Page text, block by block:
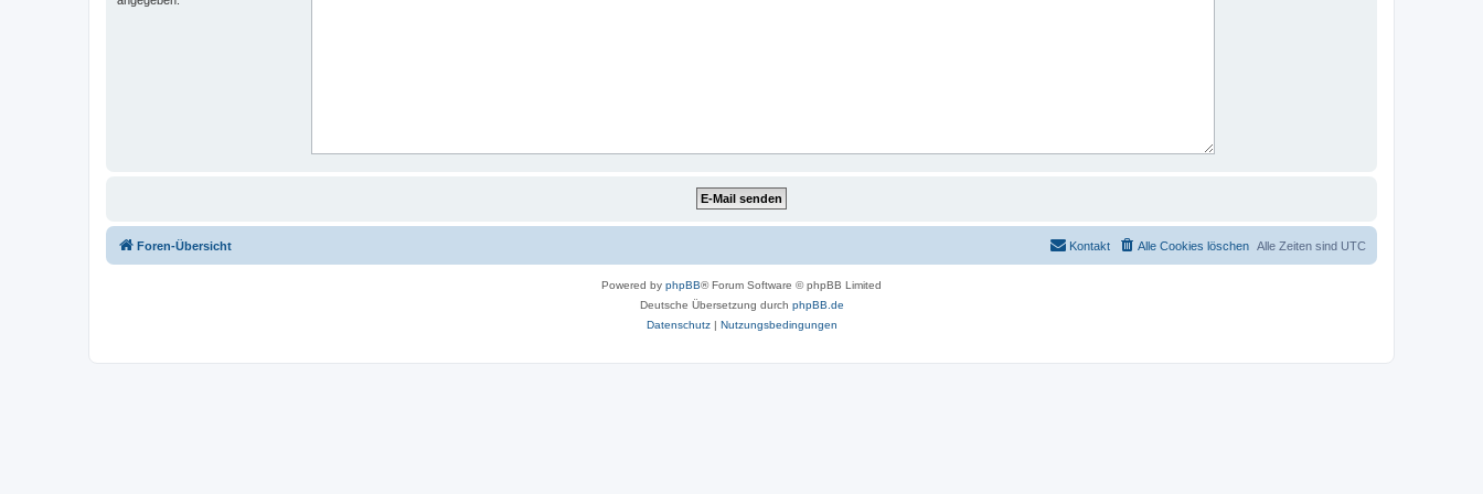
Foren-Übersicht Alle Zeiten sind UTC
Alle Cookies löschen
Kontakt
Powered by phpBB® Forum Software © phpBB Limited
Deutsche Übersetzung durch phpBB.de
Datenschutz| Nutzungsbedingungen